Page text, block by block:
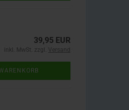
39,95 EUR
inkl. MwSt. zzgl. Versand